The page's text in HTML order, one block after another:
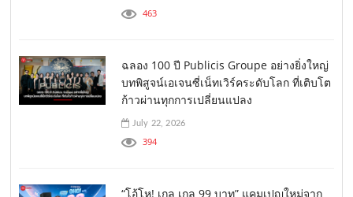
463
ฉลอง 100 ปี Publicis Groupe อย่างยิ่งใหญ่
บทพิสูจน์เอเจนซี่เน็ทเวิร์คระดับโลก ที่เติบโต
ก้าวผ่านทุกการเปลี่ยนแปลง
July 22, 2026
394
“โอ้โห! เกล เกล 99 บาท” แคมเปญใหม่จาก